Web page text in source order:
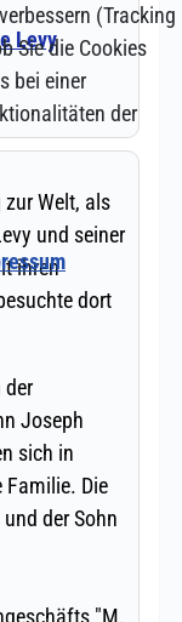
(Tracking
Sie die Cookies
bei einer
der